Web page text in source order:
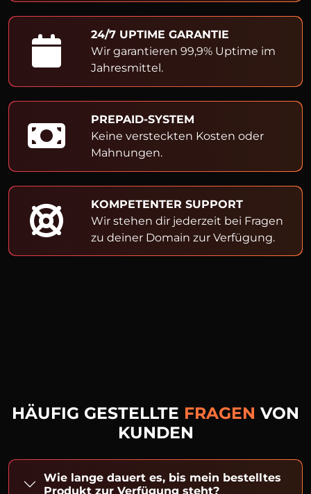
24/7 UPTIME GARANTIE
Wir garantieren 99,9% Uptime im
Jahresmittel.
PREPAID-SYSTEM
Keine versteckten Kosten oder
Mahnungen.
KOMPETENTER SUPPORT
Wir stehen dir jederzeit bei Fragen
zu deiner Domain zur Verfügung.
HÄUFIG GESTELLTE FRAGEN VON
KUNDEN
Wie lange dauert es, bis mein bestelltes
Produkt zur Verfügung steht?